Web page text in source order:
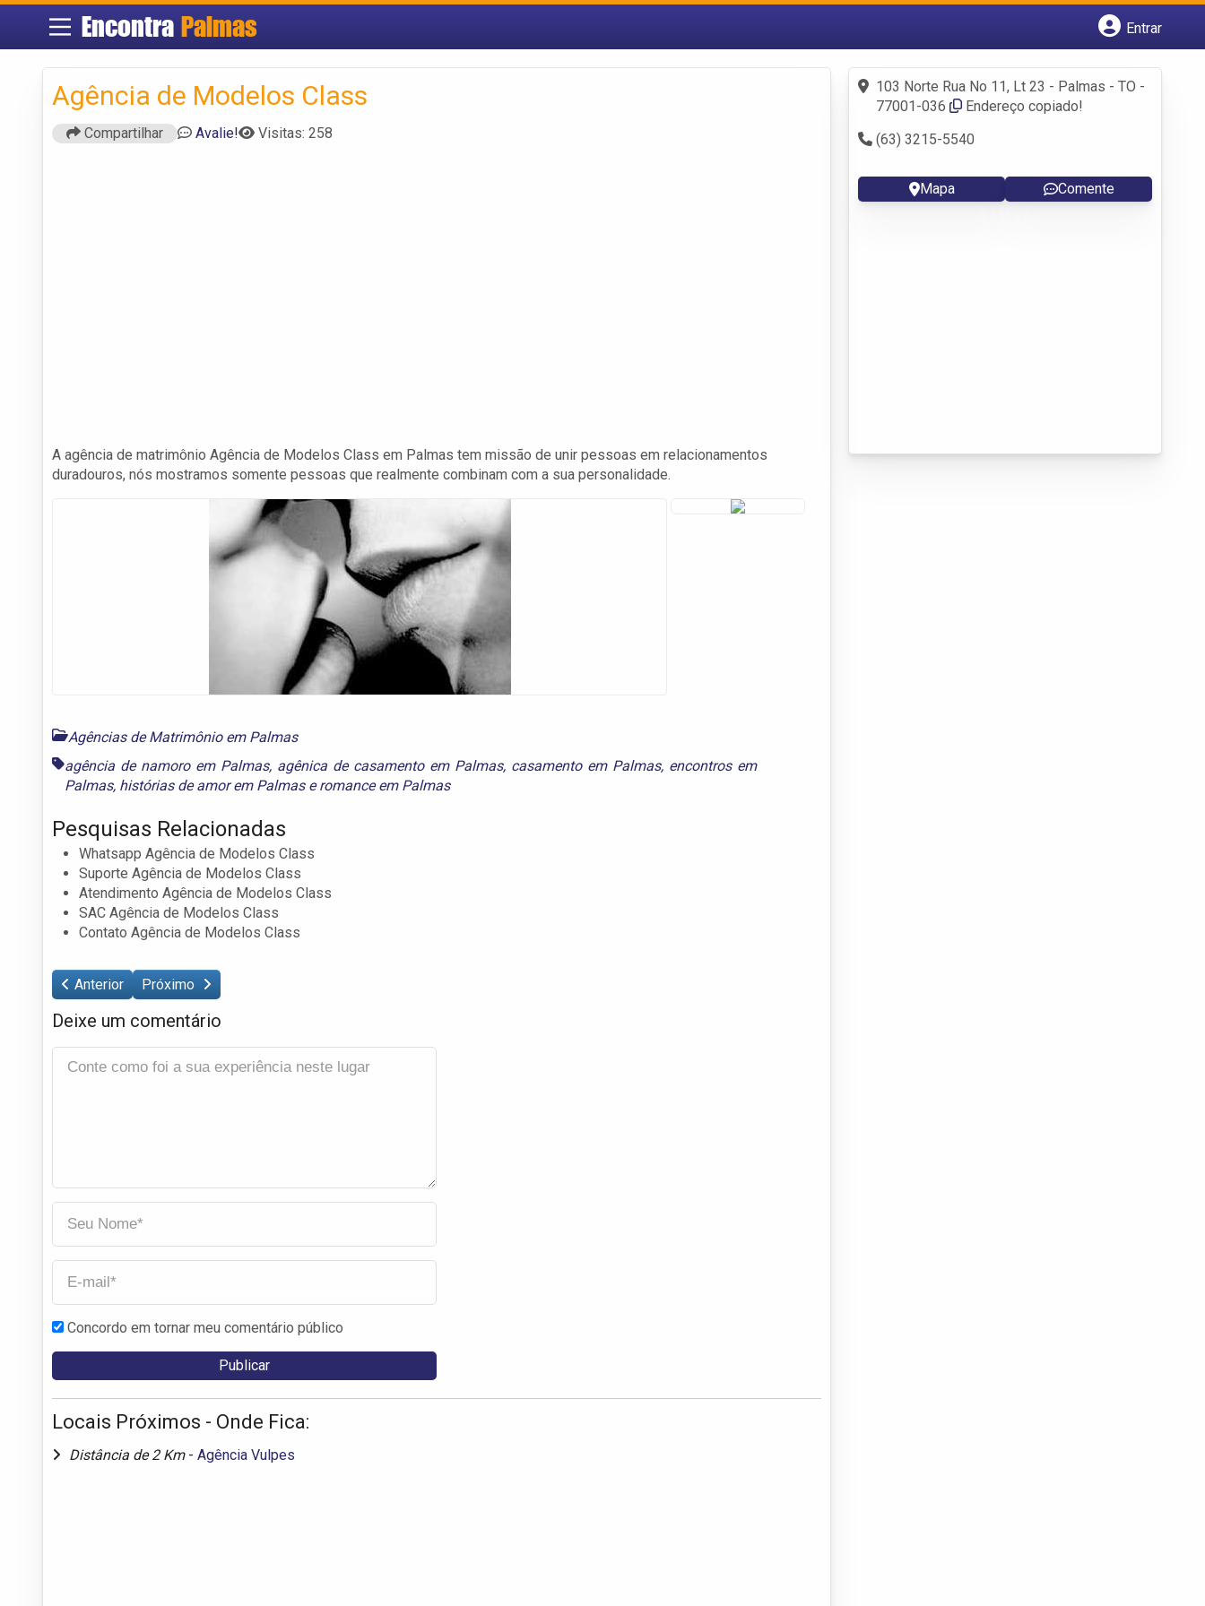
Encontra Palmas
Entrar
Fazer login
Criar conta
Agência de Modelos Class
Compartilhar Avalie! Visitas: 258
A agência de matrimônio Agência de Modelos Class em Palmas tem missão de unir pessoas em relacionamentos
duradouros, nós mostramos somente pessoas que realmente combinam com a sua personalidade.
Agências de Matrimônio em Palmas
agência de namoro em Palmas, agênica de casamento em Palmas, casamento em Palmas, encontros em
Palmas, histórias de amor em Palmaseromance em Palmas
Pesquisas Relacionadas
Whatsapp Agência de Modelos Class
Suporte Agência de Modelos Class
Atendimento Agência de Modelos Class
SAC Agência de Modelos Class
Contato Agência de Modelos Class
Anterior Próximo
Deixe um comentário
Concordo em tornar meu comentário público
Locais Próximos - Onde Fica:
Distância de 2 Km - Agência Vulpes
103 Norte Rua No 11, Lt 23 - Palmas - TO -
77001-036
Endereço copiado!
(63) 3215-5540
Mapa Comente